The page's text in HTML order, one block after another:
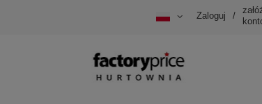
Zaloguj /